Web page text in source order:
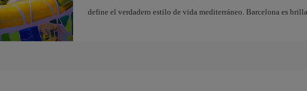
define el verdadero estilo de vida mediterráneo. Barcelona es